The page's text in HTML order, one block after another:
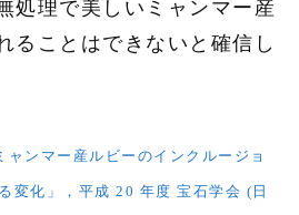
処理で美しいミャンマー産
ることはできないと確信し
ンマー産ルビーのインクルージョ
変化」，平成 20 年度 宝石学会 (日